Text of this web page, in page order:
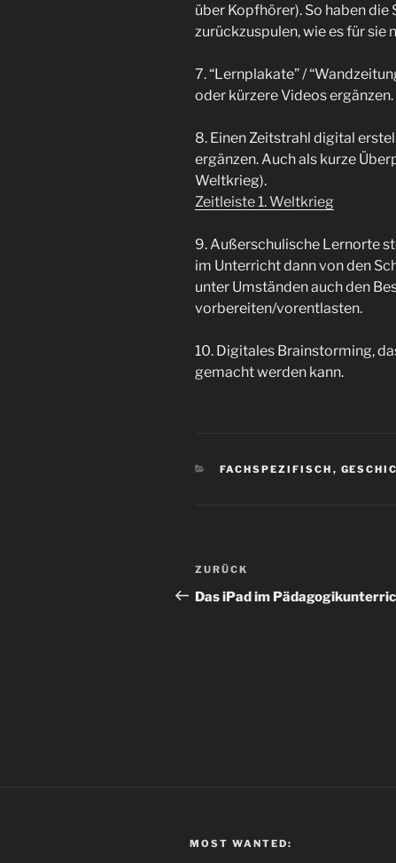
über Kopfhörer). So haben
zurückzuspulen, wie es für sie
7. “Lernplakate” /
oder kürzere Videos ergänzen.
8. Einen Zeitstrahl digital
ergänzen. Auch als kurze
Weltkrieg).
Zeitleiste 1. Weltkrieg
9. Außerschulische Lernorte
im Unterricht dann von den
unter Umständen auch den
vorbereiten/vorentlasten.
10. Digitales Brainstorming,
gemacht werden kann.
KATEGORIEN
FACHSPEZIFISCH ,
Beitragsnavigation
Vorheriger
Beitrag
ZURÜCK
Das iPad im
MOST WANTED: